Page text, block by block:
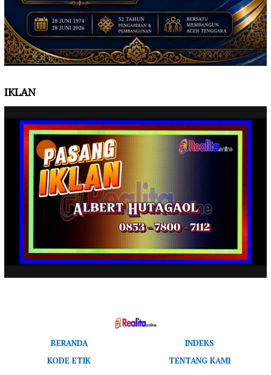
IKLAN
BERANDA
INDEKS
KODE ETIK
TENTANG KAMI